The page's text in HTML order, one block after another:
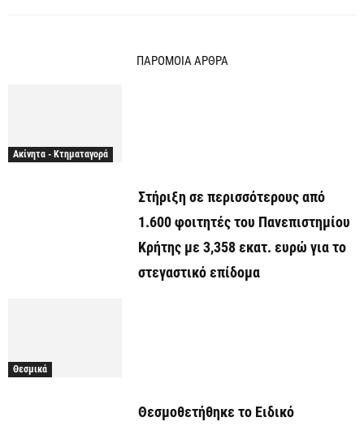
ΠΑΡΟΜΟΙΑ ΑΡΘΡΑ
Ακίνητα - Κτηματαγορά
Στήριξη σε περισσότερους από
1.600 φοιτητές του Πανεπιστημίου
Κρήτης με 3,358 εκατ. ευρώ για το
στεγαστικό επίδομα
Θεσμικά
Θεσμοθετήθηκε το Ειδικό